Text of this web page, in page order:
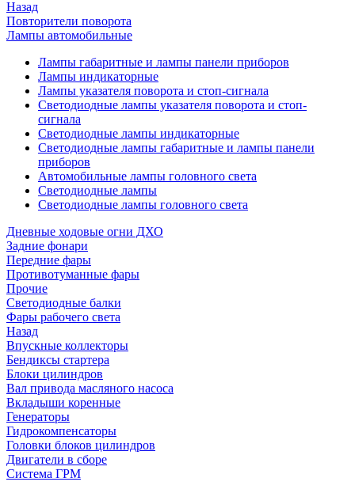
Назад
Повторители поворота
Лампы автомобильные
Лампы габаритные и лампы панели приборов
Лампы индикаторные
Лампы указателя поворота и стоп-сигнала
Светодиодные лампы указателя поворота и стоп-
сигнала
Светодиодные лампы индикаторные
Светодиодные лампы габаритные и лампы панели
приборов
Автомобильные лампы головного света
Светодиодные лампы
Светодиодные лампы головного света
Дневные ходовые огни ДХО
Задние фонари
Передние фары
Противотуманные фары
Прочие
Светодиодные балки
Фары рабочего света
Назад
Впускные коллекторы
Бендиксы стартера
Блоки цилиндров
Вал привода масляного насоса
Вкладыши коренные
Генераторы
Гидрокомпенсаторы
Головки блоков цилиндров
Двигатели в сборе
Система ГРМ